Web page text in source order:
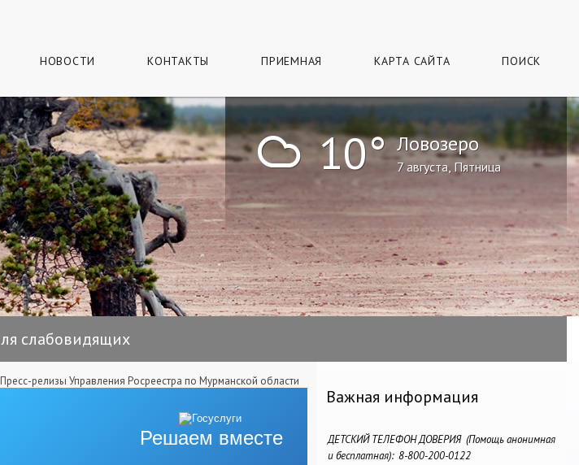
НОВОСТИ КОНТАКТЫ ПРИЕМНАЯ КАРТА САЙТА ПОИСК
! 10° Ловозеро
7 августа, Пятница
слабовидящих
Пресс-релизы Управления Росреестра по Мурманской области
Решаем вместе
Важная информация
ДЕТСКИЙ ТЕЛЕФОН ДОВЕРИЯ (Помощь анонимная
и бесплатная): 8-800-200-0122